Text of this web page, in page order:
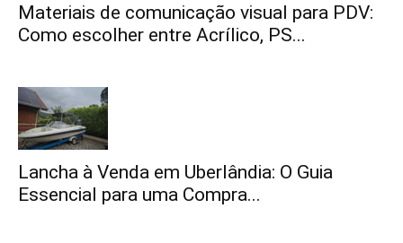
Materiais de comunicação visual para PDV:
Como escolher entre Acrílico, PS...
Lancha à Venda em Uberlândia: O Guia
Essencial para uma Compra...